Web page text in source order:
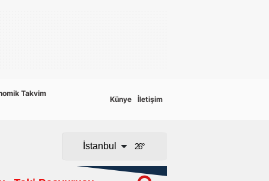
Takvim
Künye İletişim
İstanbul
Adana
Adıyaman
26°